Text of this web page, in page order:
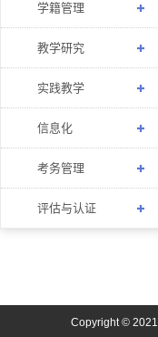
学籍管理
教学研究
实践教学
信息化
考务管理
评估与认证
Copyright © 2021